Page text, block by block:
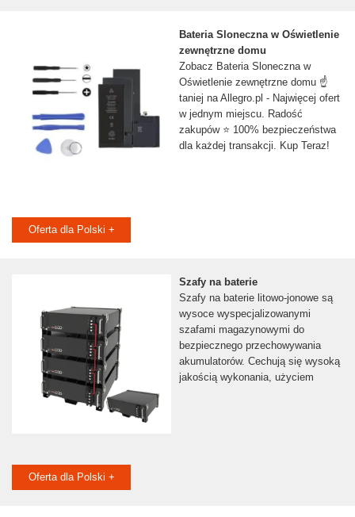
Bateria Sloneczna w Oświetlenie
zewnętrzne domu
Zobacz Bateria Sloneczna w
Oświetlenie zewnętrzne domu ☝
taniej na Allegro.pl - Najwięcej ofert
w jednym miejscu. Radość
zakupów ⭐ 100% bezpieczeństwa
dla każdej transakcji. Kup Teraz!
Oferta dla Polski +
Szafy na baterie
Szafy na baterie litowo-jonowe są
wysoce wyspecjalizowanymi
szafami magazynowymi do
bezpiecznego przechowywania
akumulatorów. Cechują się wysoką
jakością wykonania, użyciem
Oferta dla Polski +